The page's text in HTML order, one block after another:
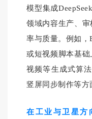
模型集成
领域内容生产、
率与质量。 例如，
或短视频脚本基础
视频等生成式算
竖屏同步制作等方
在工业与卫星方